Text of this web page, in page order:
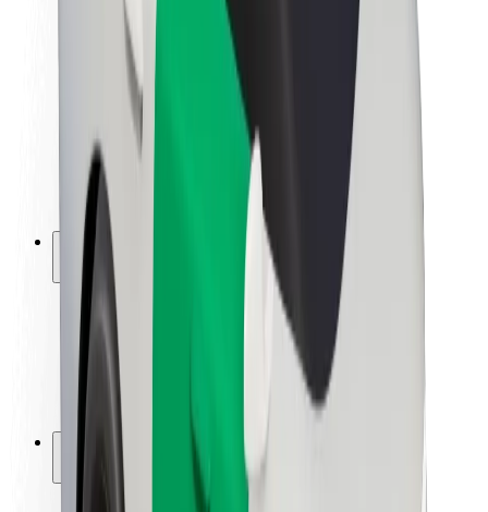
Missioon
Investorsuhted
Juhtkond
Bränd
Meedia
Urban Fund
Ohutus
Sõitjate ohutus
Juhtide ohutus
Tõukerattaohutus
Safety Lab
Linnad
Asukohad